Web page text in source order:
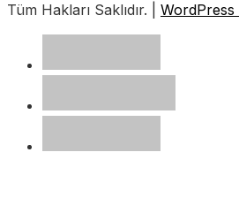
Tüm Hakları Saklıdır. | WordPress